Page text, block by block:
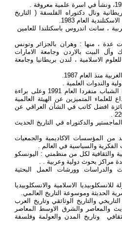
ونال دكتوراه الفلسفة ( التاريخ
العام 1983.
، سانت اندروس باسكتلندا للعامين
عدة ، منها : وهران بالجزائر وتونس
وآل البيت بالاردن وجامعة الامارات
الاسلامية ، لندن بريطانيا وجامعة
منذ العام 1987.
والندوات العلمية .
. حصل على جائزة شومان للعلماء الشباب منفردا العام 1991 وعلى براءة
الابداع للعلماء المتميزين عن الهيئة العالمية
العام 1995 ، وعلى جائزة افضل كاتب في الشأن العراقي عن
والدكتوراه في التاريخ الحديث
المؤسسات الاكاديمية والجمعيات
الفكرية والسياسية في العالم .
والثقافية لكل من منظمتي : اليونسكو
مراكز بحوث دولية وعربية . .
والدراسات وورشات العمل البحثية
الاسلامية والانسكلوبيديا
الحديثة وموسوعة التاريخ العالمي.
والتاريخ الوثائقي وتاريخ العرب
والمعاصر والشرق الاوسط المعاصر
وتاريخ المدن والعولمة وفلسفة